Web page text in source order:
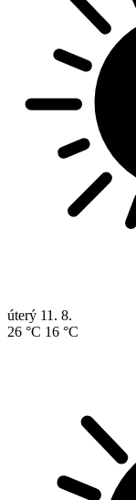
úterý 11. 8.
26 °C 16 °C